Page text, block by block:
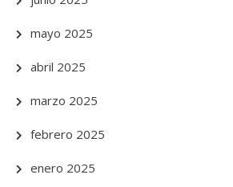
mayo 2025
abril 2025
marzo 2025
febrero 2025
enero 2025